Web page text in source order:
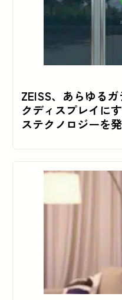
ZEISS、あらゆる
クディスプレイに
ステクノロジーを